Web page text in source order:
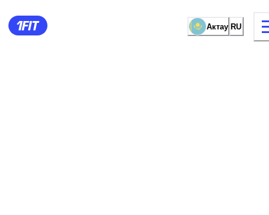
Актау RU